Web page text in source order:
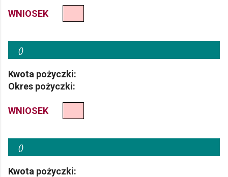
WNIOSEK
()
Kwota pożyczki:
Okres pożyczki:
WNIOSEK
()
Kwota pożyczki: